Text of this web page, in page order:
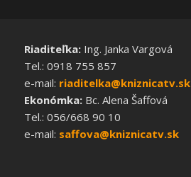
Riaditeľka:Ing. Janka Vargová
Tel.: 0918 755 857
e-mail: riaditelka@kniznicatv.sk
Ekonómka:Bc. Alena Šaffová
Tel.: 056/668 90 10
e-mail: saffova@kniznicatv.sk